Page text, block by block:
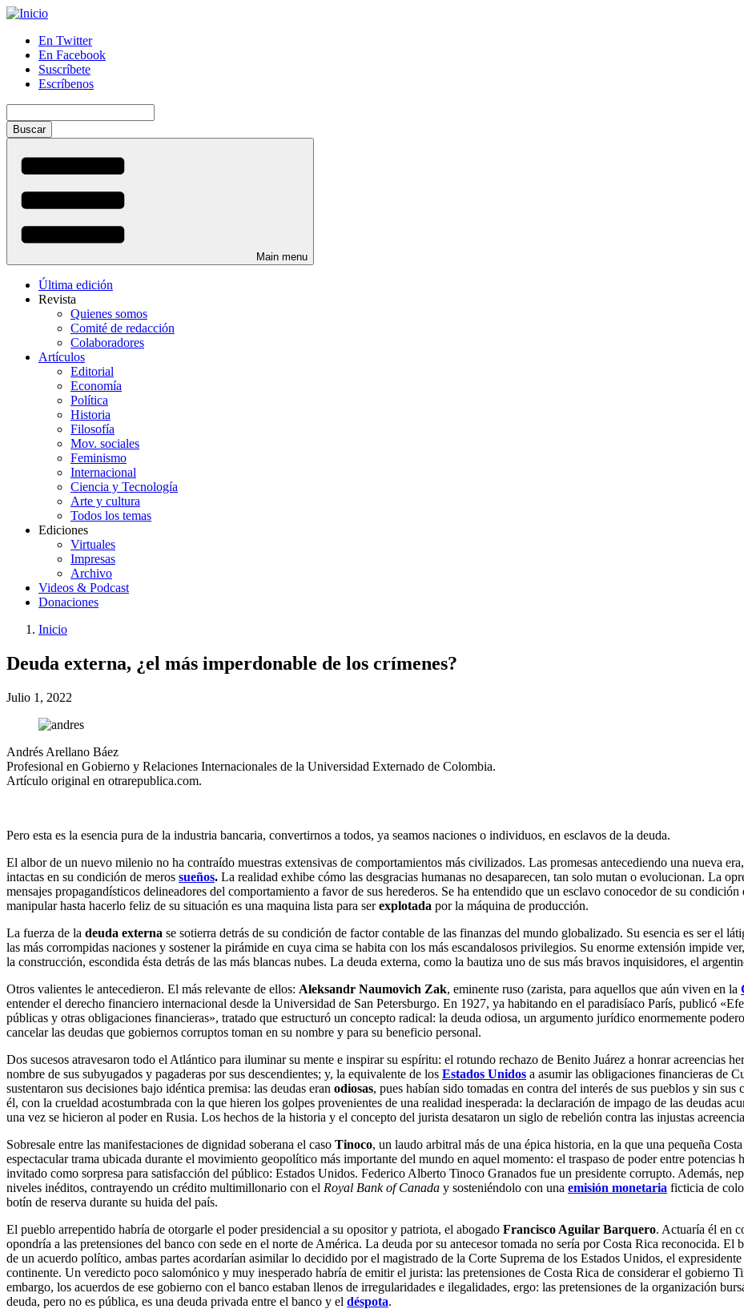
Pasar
contenido
principal
Menú
auxiliar
En Twitter
En Facebook
Suscríbete
Escríbenos
Main menu
Última edición
Revista
Quienes somos
Comité de redacción
Colaboradores
Artículos
Editorial
Economía
Política
Historia
Filosofía
Mov. sociales
Feminismo
Internacional
Ciencia y Tecnología
Arte y cultura
Todos los temas
Ediciones
Virtuales
Impresas
Archivo
Videos & Podcast
Donaciones
de
ayuda
navegación
are
Inicio
Deuda externa, ¿el más imperdonable de los crímenes?
Julio 1, 2022
Andrés Arellano Báez
Profesional en Gobierno y Relaciones Internacionales de la Universidad Externado de Colombia.
Artículo original en otrarepublica.com.
Pero esta es la esencia pura de la industria bancaria, convertirnos a todos, ya seamos naciones o individuos, en esclavos de la deuda.
El albor de un nuevo milenio no ha contraído muestras extensivas de comportamientos más civilizados. Las promesas antecediendo una nueva
intactas en su condición de meros sueños. La realidad exhibe cómo las desgracias humanas no desaparecen, tan solo mutan o evolucionan. La
mensajes propagandísticos delineadores del comportamiento a favor de sus herederos. Se ha entendido que un esclavo conocedor de su
manipular hasta hacerlo feliz de su situación es una maquina lista para serexplotada por la máquina de producción.
La fuerza de la deuda externa se sotierra detrás de su condición de factor contable de las finanzas del mundo globalizado. Su esencia es ser el
las más corrompidas naciones y sostener la pirámide en cuya cima se habita con los más escandalosos privilegios. Su enorme extensión impide
la construcción, escondida ésta detrás de las más blancas nubes. La deuda externa, como la bautiza uno de sus más bravos inquisidores, el
Otros valientes le antecedieron. El más relevante de ellos: Aleksandr Naumovich Zak, eminente ruso (zarista, para aquellos que aún viven en la
entender el derecho financiero internacional desde la Universidad de San Petersburgo. En 1927, ya habitando en el paradisíaco París, publicó
públicas y otras obligaciones financieras», tratado que estructuró un concepto radical: la deuda odiosa, un argumento jurídico enormemente
cancelar las deudas que gobiernos corruptos toman en su nombre y para su beneficio personal.
Dos sucesos atravesaron todo el Atlántico para iluminar su mente e inspirar su espíritu: el rotundo rechazo de Benito Juárez a honrar acreencias
nombre de sus subyugados y pagaderas por sus descendientes; y, la equivalente de los Estados Unidos a asumir las obligaciones financieras de
sustentaron sus decisiones bajo idéntica premisa: las deudas eran odiosas, pues habían sido tomadas en contra del interés de sus pueblos y sin
él, con la crueldad acostumbrada con la que hieren los golpes provenientes de una realidad inesperada: la declaración de impago de las deudas
una vez se hicieron al poder en Rusia. Los hechos de la historia y el concepto del jurista desataron un siglo de rebelión contra las injustas
Sobresale entre las manifestaciones de dignidad soberana el caso Tinoco, un laudo arbitral más de una épica historia, en la que una pequeña
espectacular trama ubicada durante el movimiento geopolítico más importante del mundo en aquel momento: el traspaso de poder entre
invitado como sorpresa para satisfacción del público: Estados Unidos. Federico Alberto Tinoco Granados fue un presidente corrupto. Además,
niveles inéditos, contrayendo un crédito multimillonario con el Royal Bank of Canada y sosteniéndolo con una emisión monetaria ficticia de
botín de reserva durante su huida del país.
El pueblo arrepentido habría de otorgarle el poder presidencial a su opositor y patriota, el abogado Francisco Aguilar Barquero. Actuaría él en
opondría a las pretensiones del banco con sede en el norte de América. La deuda por su antecesor tomada no sería por Costa Rica reconocida. El
de un acuerdo político, ambas partes acordarían asimilar lo decidido por el magistrado de la Corte Suprema de los Estados Unidos, el
continente. Un veredicto poco salomónico y muy inesperado habría de emitir el jurista: las pretensiones de Costa Rica de considerar el gobierno
embargo, los acuerdos de ese gobierno con el banco estaban llenos de irregularidades e ilegalidades, ergo: las pretensiones de la organización
deuda, pero no es pública, es una deuda privada entre el banco y el déspota.